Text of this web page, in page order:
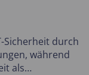
Sicherheit durch
während
als